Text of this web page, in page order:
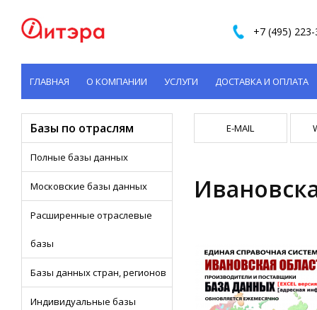
+7 (495)
ГЛАВНАЯ О КОМПАНИИ УСЛУГИ ДОСТАВКА И ОПЛАТА
КОНТАКТЫ
Базы по отраслям
Полные базы данных
Московские базы данных
Расширенные отраслевые
базы
Базы данных стран, регионов
Индивидуальные базы
E-MAIL